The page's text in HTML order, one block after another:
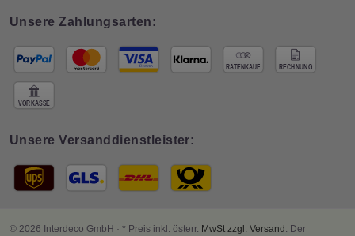
Unsere Zahlungsarten:
Unsere Versanddienstleister:
© 2026 Interdeco GmbH · * Preis inkl. österr. MwSt zzgl. Versand . Der